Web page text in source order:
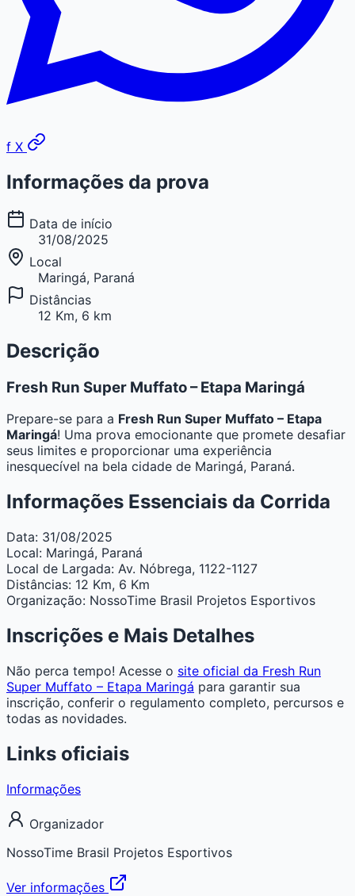
f X
Informações da prova
Data de início
31/08/2025
Local
Maringá, Paraná
Distâncias
12 Km, 6 km
Descrição
Fresh Run Super Muffato – Etapa Maringá
Prepare-se para a Fresh Run Super Muffato – Etapa
Maringá! Uma prova emocionante que promete desafiar
seus limites e proporcionar uma experiência
inesquecível na bela cidade de Maringá, Paraná.
Informações Essenciais da Corrida
Data: 31/08/2025
Local: Maringá, Paraná
Local de Largada: Av. Nóbrega, 1122-1127
Distâncias: 12 Km, 6 Km
Organização: NossoTime Brasil Projetos Esportivos
Inscrições e Mais Detalhes
Não perca tempo! Acesse o site oficial da Fresh Run
Super Muffato – Etapa Maringá para garantir sua
inscrição, conferir o regulamento completo, percursos e
todas as novidades.
Links oficiais
Informações
Organizador
NossoTime Brasil Projetos Esportivos
Ver informações